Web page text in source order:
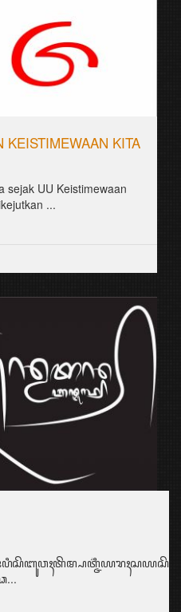
KEISTIMEWAAN KITA
sejak UU Keistimewaan
...